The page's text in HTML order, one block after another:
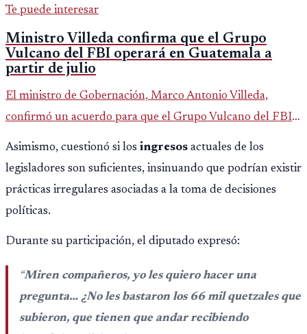
Te puede interesar
Ministro Villeda confirma que el Grupo
Vulcano del FBI operará en Guatemala a
partir de julio
El ministro de Gobernación, Marco Antonio Villeda,
confirmó un acuerdo para que el Grupo Vulcano del FBI
opere en Guatemala a partir de julio, tras un intento
fallido con la administración anterior del Ministerio
Público.
Asimismo, cuestionó si los ingresos actuales de los
legisladores son suficientes, insinuando que podrían existir
prácticas irregulares asociadas a la toma de decisiones
políticas.
Durante su participación, el diputado expresó:
“Miren compañeros, yo les quiero hacer una
pregunta… ¿No les bastaron los 66 mil quetzales que
subieron, que tienen que andar recibiendo